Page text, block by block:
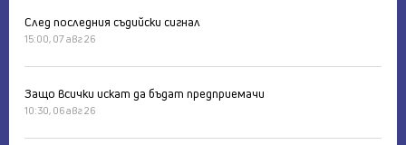
След последния съдийски сигнал
15:00, 07 авг 26
Защо всички искат да бъдат предприемачи
10:30, 06 авг 26